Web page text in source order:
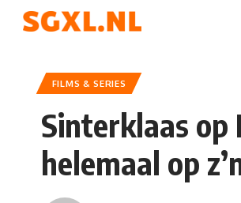
FILMS & SERIES
Sinterklaas op
helemaal op